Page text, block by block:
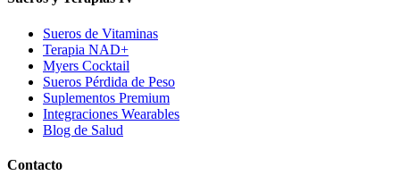
Sueros de Vitaminas
Terapia NAD+
Myers Cocktail
Sueros Pérdida de Peso
Suplementos Premium
Integraciones Wearables
Blog de Salud
Contacto